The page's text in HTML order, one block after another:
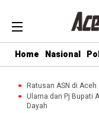
Home Nasional
Ratusan ASN di
Ulama dan Pj Bupati
Dayah